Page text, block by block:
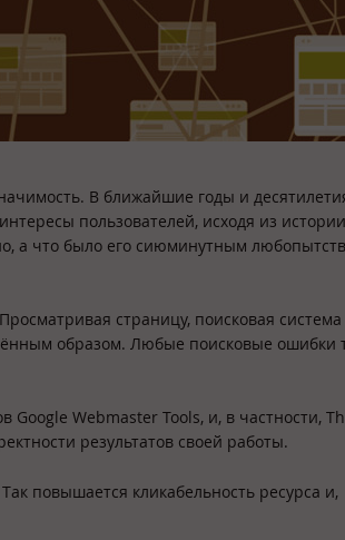
В ближайшие годы и
пользователей, исходя из истории
а что было его сиюминутным
страницу, поисковая
образом. Любые поисковые ошибки
Google Webmaster Tools, и, в частности,
результатов своей работы.
повышается кликабельность ресурса и,